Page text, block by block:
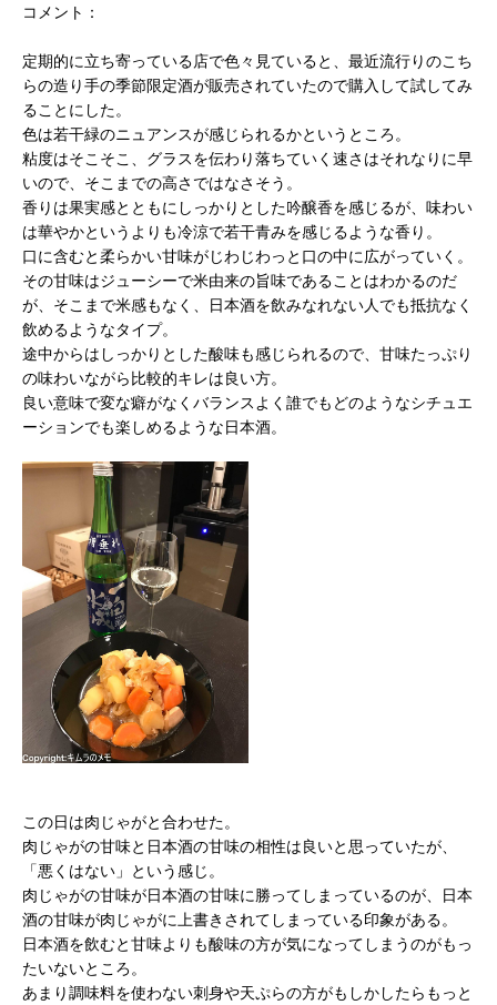
コメント：
定期的に立ち寄っている店で色々見ていると、最近流行りのこち
らの造り手の季節限定酒が販売されていたので購入して試してみ
ることにした。
色は若干緑のニュアンスが感じられるかというところ。
粘度はそこそこ、グラスを伝わり落ちていく速さはそれなりに早
いので、そこまでの高さではなさそう。
香りは果実感とともにしっかりとした吟醸香を感じるが、味わい
は華やかというよりも冷涼で若干青みを感じるような香り。
口に含むと柔らかい甘味がじわじわっと口の中に広がっていく。
その甘味はジューシーで米由来の旨味であることはわかるのだ
が、そこまで米感もなく、日本酒を飲みなれない人でも抵抗なく
飲めるようなタイプ。
途中からはしっかりとした酸味も感じられるので、甘味たっぷり
の味わいながら比較的キレは良い方。
良い意味で変な癖がなくバランスよく誰でもどのようなシチュエ
ーションでも楽しめるような日本酒。
この日は肉じゃがと合わせた。
肉じゃがの甘味と日本酒の甘味の相性は良いと思っていたが、
「悪くはない」という感じ。
肉じゃがの甘味が日本酒の甘味に勝ってしまっているのが、日本
酒の甘味が肉じゃがに上書きされてしまっている印象がある。
日本酒を飲むと甘味よりも酸味の方が気になってしまうのがもっ
たいないところ。
あまり調味料を使わない刺身や天ぷらの方がもしかしたらもっと